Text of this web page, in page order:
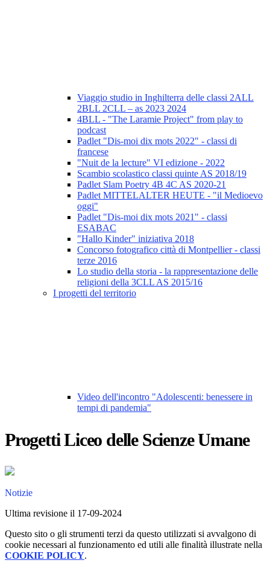
Viaggio studio in Inghilterra delle classi 2ALL
2BLL 2CLL – as 2023 2024
4BLL - "The Laramie Project" from play to
podcast
Padlet "Dis-moi dix mots 2022" - classi di
francese
"Nuit de la lecture" VI edizione - 2022
Scambio scolastico classi quinte AS 2018/19
Padlet Slam Poetry 4B 4C AS 2020-21
Padlet MITTELALTER HEUTE - "il Medioevo
oggi"
Padlet "Dis-moi dix mots 2021" - classi
ESABAC
"Hallo Kinder" iniziativa 2018
Concorso fotografico città di Montpellier - classi
terze 2016
Lo studio della storia - la rappresentazione delle
religioni della 3CLL AS 2015/16
I progetti del territorio
Video dell'incontro "Adolescenti: benessere in
tempi di pandemia"
Progetti Liceo delle Scienze Umane
Notizie
Ultima revisione il 17-09-2024
Questo sito o gli strumenti terzi da questo utilizzati si avvalgono di
cookie necessari al funzionamento ed utili alle finalità illustrate nella
COOKIE POLICY.